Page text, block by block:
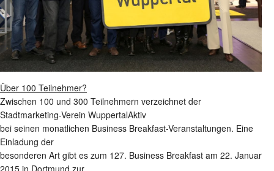
Über 100 Teilnehmer?
Zwischen 100 und 300 Teilnehmern verzeichnet der
Stadtmarketing-Verein WuppertalAktiv
bei seinen monatlichen Business Breakfast-Veranstaltungen. Eine
Einladung der
besonderen Art gibt es zum 127. Business Breakfast am 22. Januar